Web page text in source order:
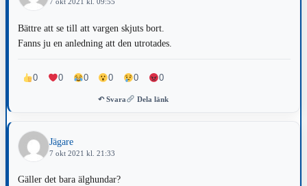
Bättre att se till att vargen skjuts bort.
Fanns ju en anledning att den utrotades.
0 0 0 0 0 0
↶ Svara Dela länk
Jägare
7 okt 2021 kl. 21:33
Gäller det bara älghundar?